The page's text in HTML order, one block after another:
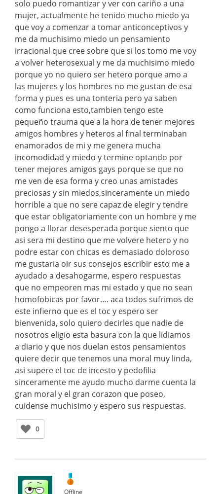
solo puedo romantizar y ver con cariño a una
mujer, actualmente he tenido mucho miedo ya
que voy a comenzar a tomar anticonceptivos y
me da muchisimo miedo un pensamiento
irracional que cree sobre que si los tomo me voy
a volver heterosexual y me da muchisimo miedo
porque yo no quiero ser hetero porque amo a
las mujeres y los hombres no me gustan de esa
forma y pues es una tonteria pero ya saben
como funciona esto,tambien tengo este
pequeño trauma que a la hora de tener mejores
amigos hombres y heteros al final terminaban
enamorados de mi y me genera mucha
incomodidad y miedo y termine optando por
tener mejores amigos gays porque se que no
me ven de esa forma y creo unas amistades
preciosas y sin miedos,sinceramente un miedo
horrible a que no sere capaz de elegir y tendre
que estar obligatoriamente con un hombre y me
pongo a llorar desesperada porque siento que
asi sera mi destino que me volvere hetero y no
podre estar con chicas es demasiado doloroso
me gustaria oir sus consejos escribir esto me a
ayudado a desahogarme, espero respuestas
que no empeoren mas mi estado y que no sean
homofobicas por favor…. aca todos sufrimos de
este infierno que es el toc y espero ser
bienvenida, solo quiero decirles que nadie de
nosotros eligio esta basura con la que lidiamos
a diario y que nos duelan estos pensamientos
quiere decir que tenemos una moral muy linda,
asi supere el toc de incesto y pedofilia
sinceramente me ayudo mucho darme cuenta la
gran moral y el gran corazon que poseo,
cuidense muchisimo y espero sus respuestas.
0
Offline